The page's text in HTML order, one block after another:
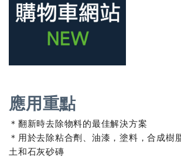
應用重點
＊翻新時去除物料的最佳解決方案
＊用於去除粘合劑、油漆，塗料，合成樹
土和石灰砂磚